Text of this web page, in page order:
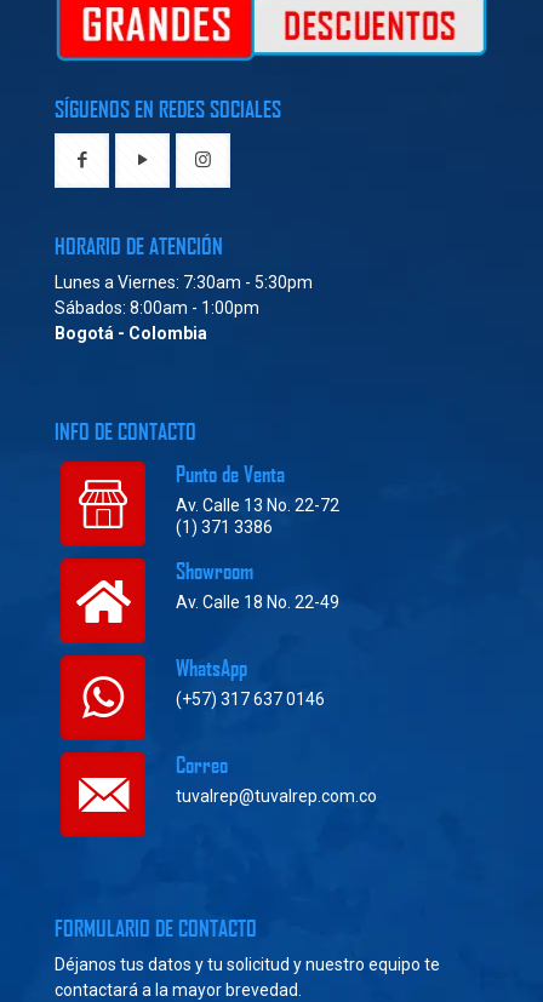
SÍGUENOS EN REDES SOCIALES
HORARIO DE ATENCIÓN
Lunes a Viernes: 7:30am - 5:30pm
Sábados: 8:00am - 1:00pm
Bogotá - Colombia
INFO DE CONTACTO
Punto de Venta
Av. Calle 13 No. 22-72
(1) 371 3386
Showroom
Av. Calle 18 No. 22-49
WhatsApp
(+57) 317 637 0146
Correo
tuvalrep@tuvalrep.com.co
FORMULARIO DE CONTACTO
Déjanos tus datos y tu solicitud y nuestro equipo te
contactará a la mayor brevedad.